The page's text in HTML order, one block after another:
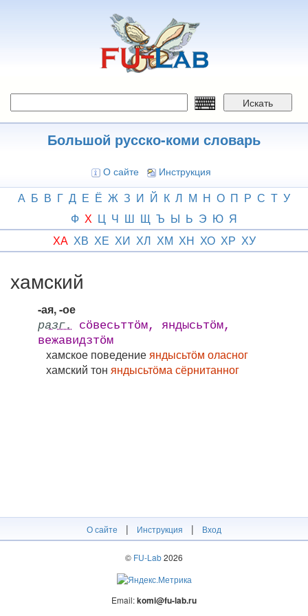
Искать
Большой русско-коми словарь
О сайте Инструкция
А Б В Г Д Е Ё Ж З И Й К Л М Н О П Р С Т У
Ф Х Ц Ч Ш Щ Ъ Ы Ь Э Ю Я
ХА ХВ ХЕ ХИ ХЛ ХМ ХН ХО ХР ХУ
хамский
-ая, -ое
разг. сӧвесьттӧм, яндысьтӧм,
вежавидзтӧм
хамское поведениеяндысьтӧм оласног
хамский тон яндысьтӧма сёрнитанног
О сайте | Инструкция | Вход
© FU-Lab2026
Email:komi@fu-lab.ru